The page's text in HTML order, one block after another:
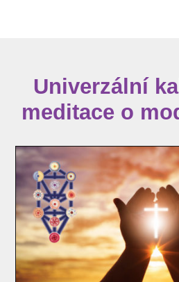
Univerzální
meditace o